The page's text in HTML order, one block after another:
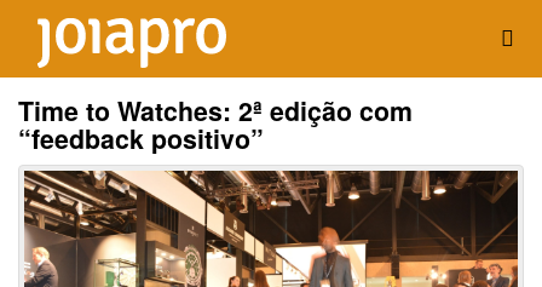
Time to Watches: 2ª edição com
“feedback positivo”